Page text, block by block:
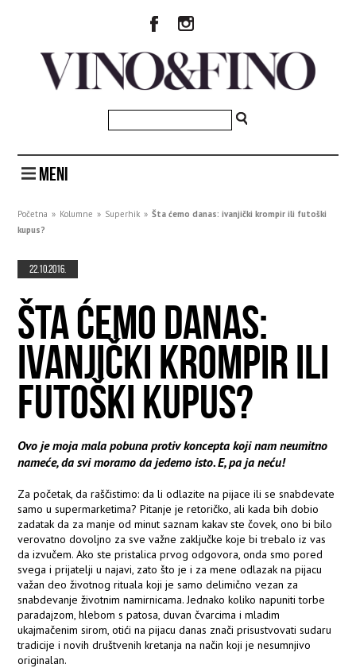
MENI
Početna » Kolumne » Superhik » Šta ćemo danas: ivanjički krompir ili futoški
kupus?
22.10.2016.
ŠTA ĆEMO DANAS:
IVANJIČKI KROMPIR ILI
FUTOŠKI KUPUS?
Ovo je moja mala pobuna protiv koncepta koji nam neumitno
nameće, da svi moramo da jedemo isto. E, pa ja neću!
Za početak, da raščistimo: da li odlazite na pijace ili se snabdevate
samo u supermarketima? Pitanje je retoričko, ali kada bih dobio
zadatak da za manje od minut saznam kakav ste čovek, ono bi bilo
verovatno dovoljno za sve važne zaključke koje bi trebalo iz vas
da izvučem. Ako ste pristalica prvog odgovora, onda smo pored
svega i prijatelji u najavi, zato što je i za mene odlazak na pijacu
važan deo životnog rituala koji je samo delimično vezan za
snabdevanje životnim namirnicama. Jednako koliko napuniti torbe
paradajzom, hlebom s patosa, duvan čvarcima i mladim
ukajmačenim sirom, otići na pijacu danas znači prisustvovati sudaru
tradicije i novih društvenih kretanja na način koji je nesumnjivo
originalan.